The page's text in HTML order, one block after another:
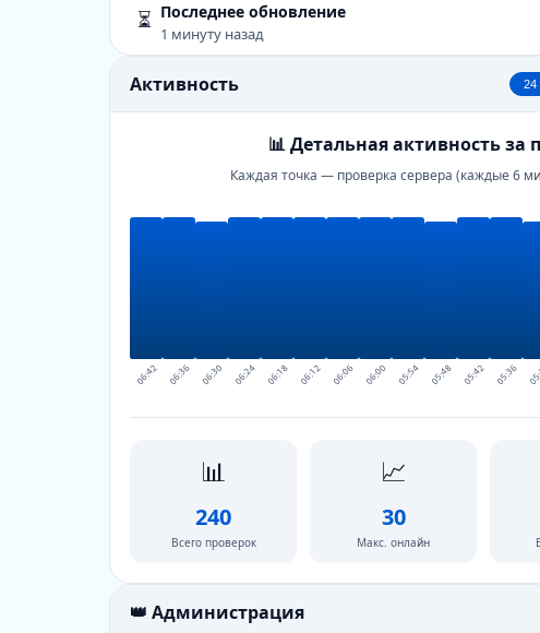
⏳ Последнее обновление
1 минуту назад
Активность 24
📊 Детальная активность за
Каждая точка — проверка сервера (каждые 6
06:42 06:36 06:30 06:24 06:18 06:12 06:06 06:00 05:54 05:48 05:42 05:36
📊
240
Всего проверок
📈
30
Макс. онлайн
👑 Администрация